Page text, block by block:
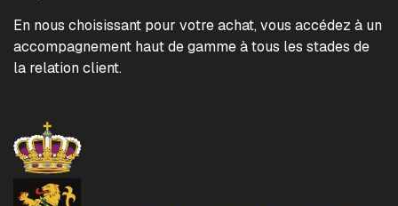
En nous choisissant pour votre achat, vous accédez à un
accompagnement haut de gamme à tous les stades de
la relation client.